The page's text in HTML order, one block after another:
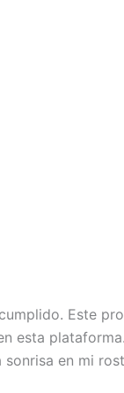
Este
esta
en mi